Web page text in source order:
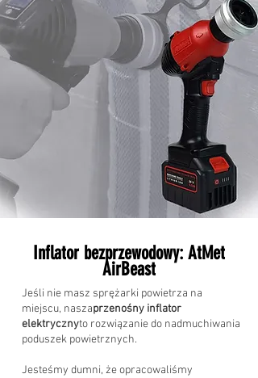
Inflator bezprzewodowy: AtMet
AirBeast
Jeśli nie masz sprężarki powietrza na
miejscu, naszaprzenośny inflator
elektrycznyto rozwiązanie do nadmuchiwania
poduszek powietrznych.
Jesteśmy dumni, że opracowaliśmy